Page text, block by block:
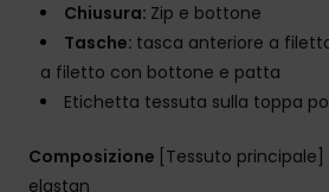
Chiusura: Zip e bottone
Tasche: tasca anteriore a
a filetto con bottone e patta
Etichetta tessuta sulla toppa
Composizione [Tessuto principale]
elastan